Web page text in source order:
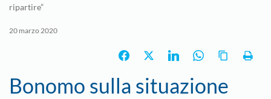
ripartire”
20 marzo 2020
Bonomo sulla situazione